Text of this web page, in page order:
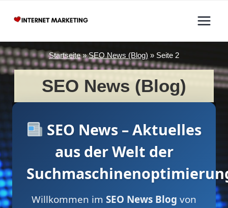
Inhalt
Startseite»SEO News (Blog) » Seite 2
SEO News (Blog)
SEO News – Aktuelles
aus der Welt der
Willkommen im SEO News Blog von